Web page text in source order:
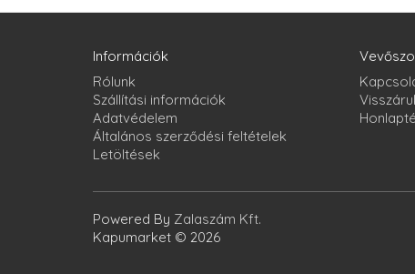
Információk
Rólunk
Szállítási információk
Adatvédelem
Általános szerződési feltételek
Letöltések
Powered By Zalaszám Kft.
Kapumarket © 2026